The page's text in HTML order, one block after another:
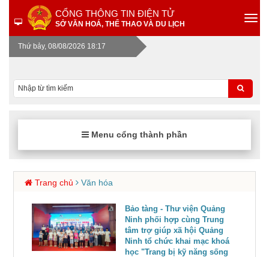
CỔNG THÔNG TIN ĐIỆN TỬ
SỞ VĂN HOÁ, THỂ THAO VÀ DU LỊCH
Thứ bảy, 08/08/2026 18:17
Menu cổng thành phần
Trang chủ Văn hóa
Bảo tàng - Thư viện Quảng
Ninh phối hợp cùng Trung
tâm trợ giúp xã hội Quảng
Ninh tổ chức khai mạc khoá
học "Trang bị kỹ năng sống